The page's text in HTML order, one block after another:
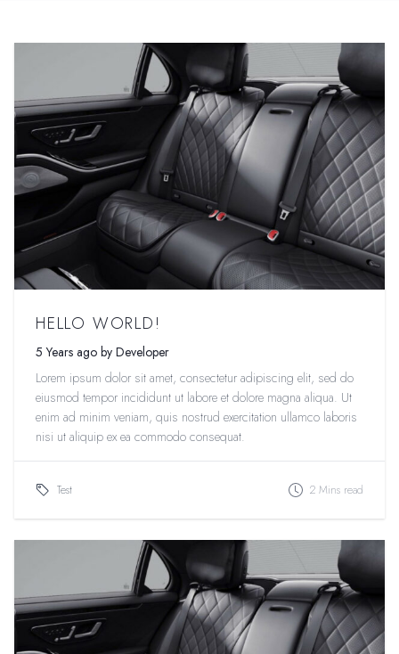
HELLO WORLD!
5 Years ago by Developer
Lorem ipsum dolor sit amet, consectetur adipiscing elit, sed do
eiusmod tempor incididunt ut labore et dolore magna aliqua. Ut
enim ad minim veniam, quis nostrud exercitation ullamco laboris
nisi ut aliquip ex ea commodo consequat.
Test 2 Mins read